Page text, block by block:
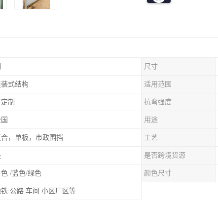
尺寸
式结构 适用范围
定制 抗弯强度
用途
合，单板，市政围挡 工艺
是否跨境货源
色 /蓝色/绿色 颜色尺寸
公路 车间 小区厂区等